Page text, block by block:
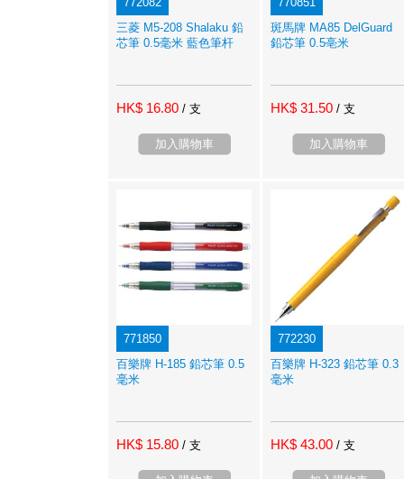
三菱 M5-208 Shalaku 鉛
芯筆 0.5毫米 藍色筆杆
HK$ 16.80 / 支
加入購物車
斑馬牌 MA85 DelGuard
鉛芯筆 0.5亳米
HK$ 31.50 / 支
加入購物車
771850
百樂牌 H-185 鉛芯筆 0.5
毫米
HK$ 15.80 / 支
772230
百樂牌 H-323 鉛芯筆 0.3
毫米
HK$ 43.00 / 支